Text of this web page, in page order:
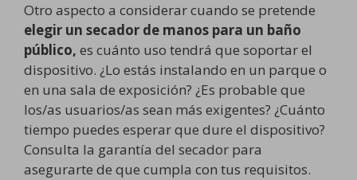
Otro aspecto a considerar cuando se pretende
elegir un secador de manos para un baño
público, es cuánto uso tendrá que soportar el
dispositivo. ¿Lo estás instalando en un parque o
en una sala de exposición? ¿Es probable que
los/as usuarios/as sean más exigentes? ¿Cuánto
tiempo puedes esperar que dure el dispositivo?
Consulta la garantía del secador para
asegurarte de que cumpla con tus requisitos.